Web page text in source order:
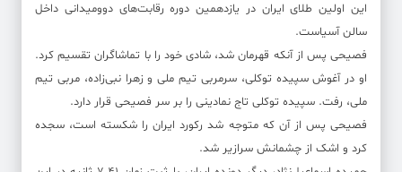
این اولین طلای ایران در یازدهمین دوره رقابت‌های دوومیدانی داخل
سالن آسیاست.
فصیحی پس از آنکه قهرمان شد، شادی خود را با تماشاگران تقسیم کرد.
او در آغوش سپیده توکلی، سرمربی تیم ملی و زهرا نبی‌زاده، مربی تیم
ملی، رفت. سپیده توکلی تاج نمادینی را بر سر فصیحی قرار دارد.
فصیحی پس از آن که متوجه شد رکورد ایران را شکسته است، سجده
کرد و اشک از چشمانش سرازیر شد.